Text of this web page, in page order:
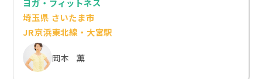
ヨガ・フィットネス
埼玉県 さいたま市
JR京浜東北線・大宮駅
岡本 薫